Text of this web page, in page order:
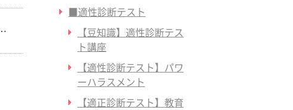
■適性診断テスト
【豆知識】適性診断テス
ト講座
【適性診断テスト】パワ
ーハラスメント
【適正診断テスト】教育